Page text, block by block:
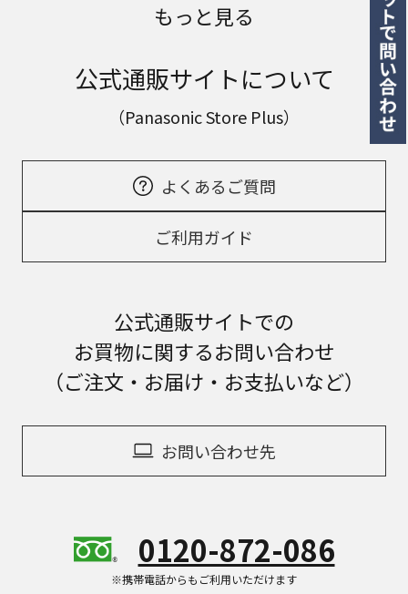
もっと見る
公式通販サイトについて
（Panasonic Store Plus）
よくあるご質問
ご利用ガイド
公式通販サイトでの
お買物に関するお問い合わせ
（ご注文・お届け・お支払いなど）
お問い合わせ先
0120-872-086
※携帯電話からもご利用いただけます